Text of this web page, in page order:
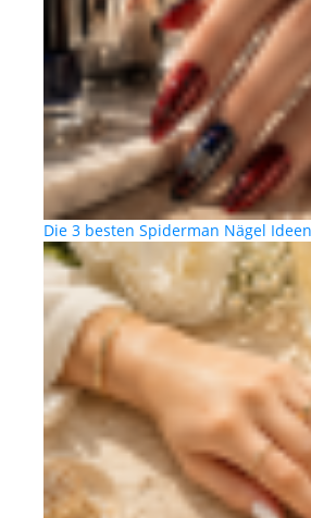
Die 3 besten Spiderman Nägel